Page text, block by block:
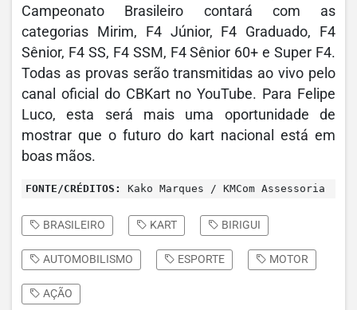
Campeonato Brasileiro contará com as
categorias Mirim, F4 Júnior, F4 Graduado, F4
Sênior, F4 SS, F4 SSM, F4 Sênior 60+ e Super F4.
Todas as provas serão transmitidas ao vivo pelo
canal oficial do CBKart no YouTube. Para Felipe
Luco, esta será mais uma oportunidade de
mostrar que o futuro do kart nacional está em
boas mãos.
FONTE/CRÉDITOS: Kako Marques / KMCom Assessoria
BRASILEIRO KART BIRIGUI
AUTOMOBILISMO ESPORTE MOTOR
AÇÃO